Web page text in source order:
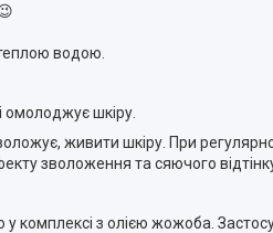
водою.
шкіру.
живити шкіру. При
зволоження та сяючого
комплексі з олією жожоба.